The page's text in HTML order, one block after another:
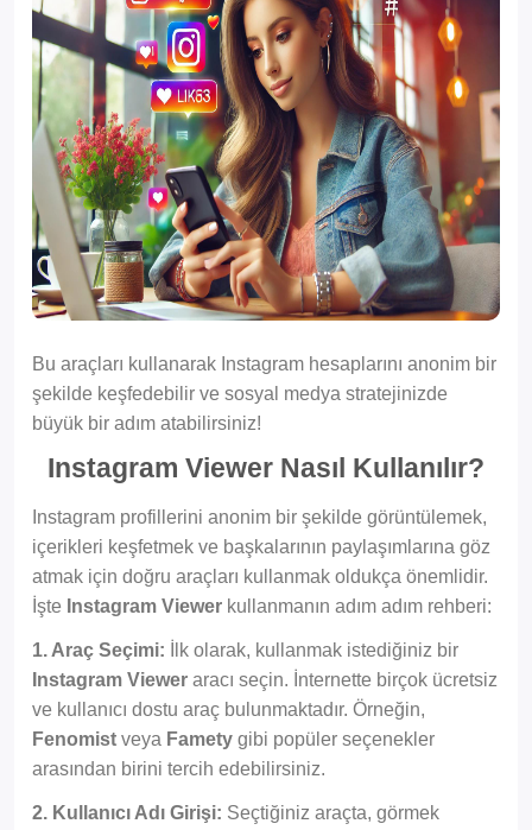
Bu araçları kullanarak Instagram hesaplarını anonim bir
şekilde keşfedebilir ve sosyal medya stratejinizde
büyük bir adım atabilirsiniz!
Instagram Viewer Nasıl Kullanılır?
Instagram profillerini anonim bir şekilde görüntülemek,
içerikleri keşfetmek ve başkalarının paylaşımlarına göz
atmak için doğru araçları kullanmak oldukça önemlidir.
İşte Instagram Viewer kullanmanın adım adım rehberi:
1. Araç Seçimi: İlk olarak, kullanmak istediğiniz bir
Instagram Viewer aracı seçin. İnternette birçok ücretsiz
ve kullanıcı dostu araç bulunmaktadır. Örneğin,
Fenomist veya Famety gibi popüler seçenekler
arasından birini tercih edebilirsiniz.
2. Kullanıcı Adı Girişi: Seçtiğiniz araçta, görmek